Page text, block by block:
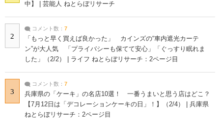
中】 | 芸能人 ねとらぼリサーチ
2
コメント数： 7
「もっと早く買えば良かった」 カインズの“車内遮光カーテ
ン”が大人気 「プライバシーも保てて安心」「ぐっすり眠れま
した」（2/2） | ライフ ねとらぼリサーチ：2ページ目
3
コメント数： 7
兵庫県の「ケーキ」の名店10選！ 一番うまいと思う店はどこ？
【7月12日は「デコレーションケーキの日」！】（2/4） | 兵庫県
ねとらぼリサーチ：2ページ目